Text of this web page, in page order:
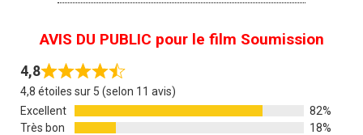
AVIS DU PUBLIC pour le film Soumission
4,8
4,8 étoiles sur 5 (selon 11 avis)
Excellent
82%
Très bon
18%